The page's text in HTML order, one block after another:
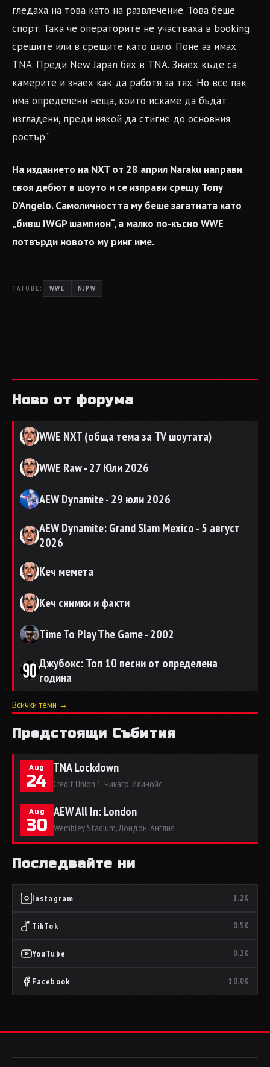
гледаха на това като на развлечение. Това беше
спорт. Така че операторите не участваха в booking
срещите или в срещите като цяло. Поне аз имах
TNA. Преди New Japan бях в TNA. Знаех къде са
камерите и знаех как да работя за тях. Но все пак
има определени неща, които искаме да бъдат
изгладени, преди някой да стигне до основния
ростър.“
На изданието на NXT от 28 април Naraku направи
своя дебют в шоуто и се изправи срещу Tony
D’Angelo. Самоличността му беше загатната като
„бивш IWGP шампион“, а малко по-късно WWE
потвърди новото му ринг име.
ТАГОВЕ: WWE NJPW
Ново от форума
WWE NXT (обща тема за TV шоутата)
WWE Raw - 27 Юли 2026
AEW Dynamite - 29 юли 2026
AEW Dynamite: Grand Slam Mexico - 5 август
2026
Кеч мемета
Кеч снимки и факти
Time To Play The Game - 2002
Джубокс: Топ 10 песни от определена
година
Всички теми →
Предстоящи Събития
Aug
24
TNA Lockdown
Credit Union 1, Чикаго, Илинойс
Aug
30
AEW All In: London
Wembley Stadium, Лондон, Англия
Последвайте ни
Instagram 1.2K
TikTok 0.5K
YouTube 0.2K
Facebook 10.0K